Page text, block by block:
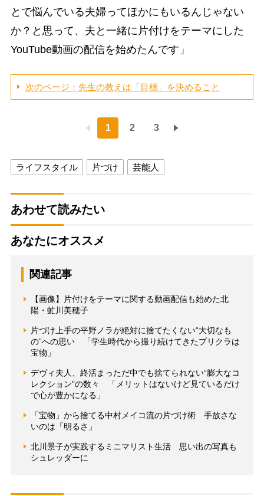
とで悩んでいる夫婦ってほかにもいるんじゃない
か？と思って、夫と一緒に片付けをテーマにした
YouTube動画の配信を始めたんです」
次のページ：先生の教えは「目標」を決めること
1 2 3
ライフスタイル 片づけ 芸能人
あわせて読みたい
あなたにオススメ
関連記事
【画像】片付けをテーマに関する動画配信も始めた北
陽・虻川美穂子
片づけ上手の平野ノラが絶対に捨てたくない“大切なも
の”への思い 「学生時代から撮り続けてきたプリクラは
宝物」
デヴィ夫人、終活まっただ中でも捨てられない“膨大なコ
レクション”の数々 「メリットはないけど見ているだけ
で心が豊かになる」
「宝物」から捨てる中村メイコ流の片づけ術 手放さな
いのは「明るさ」
北川景子が実践するミニマリスト生活 思い出の写真も
シュレッダーに